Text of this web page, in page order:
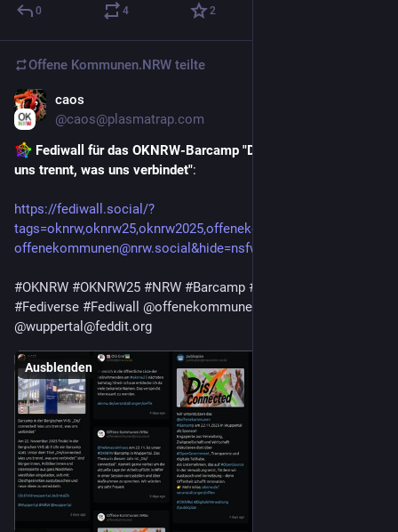
0 4 2
Offene Kommunen.NRW teilte
caos
@caos@plasmatrap.com
Fediwall für das OKNRW-Barcamp "Dis/connected. Was
uns trennt, was uns verbindet":
https://fediwall.social/?
tags=oknrw,oknrw25,oknrw2025,offenekommunen&accounts=
offenekommunen@nrw.social&hide=nsfw,bots
#OKNRW #OKNRW25 #NRW #Barcamp #Wuppertal
#Fediverse #Fediwall
@offenekommunen@nrw.social
@wuppertal@feddit.org
Ausblenden